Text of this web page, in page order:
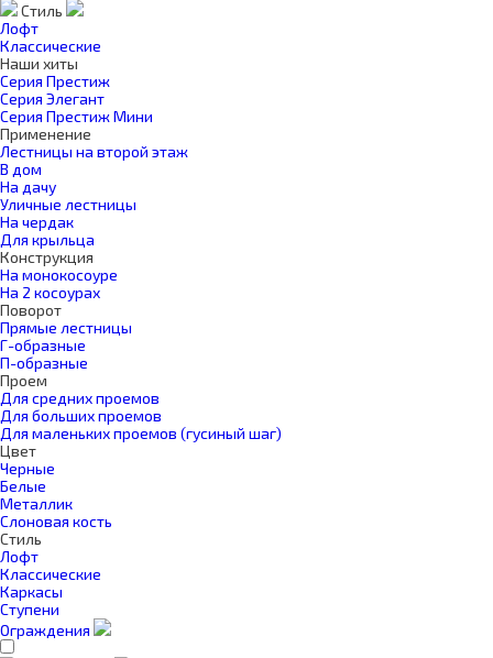
Стиль
Лофт
Классические
Наши хиты
Серия Престиж
Серия Элегант
Серия Престиж Мини
Применение
Лестницы на второй этаж
В дом
На дачу
Уличные лестницы
На чердак
Для крыльца
Конструкция
На монокосоуре
На 2 косоурах
Поворот
Прямые лестницы
Г-образные
П-образные
Проем
Для средних проемов
Для больших проемов
Для маленьких проемов (гусиный шаг)
Цвет
Черные
Белые
Металлик
Слоновая кость
Стиль
Лофт
Классические
Каркасы
Ступени
Ограждения